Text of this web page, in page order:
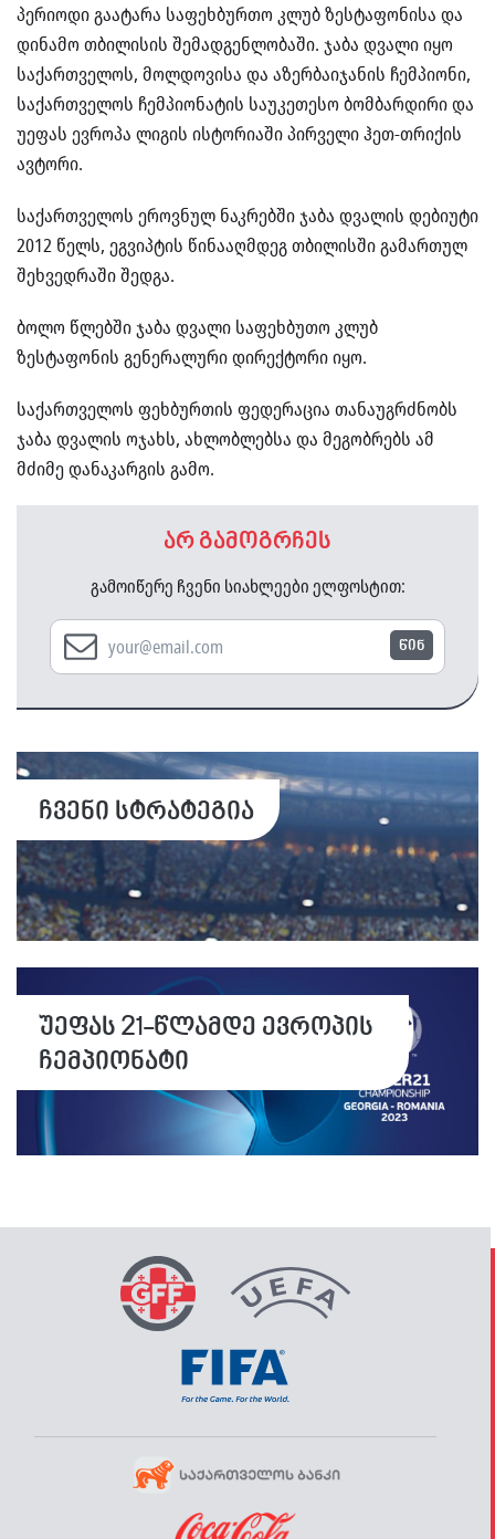
პერიოდი გაატარა საფეხბურთო კლუბ ზესტაფონისა და
დინამო თბილისის შემადგენლობაში. ჯაბა დვალი იყო
საქართველოს, მოლდოვისა და აზერბაიჯანის ჩემპიონი,
საქართველოს ჩემპიონატის საუკეთესო ბომბარდირი და
უეფას ევროპა ლიგის ისტორიაში პირველი ჰეთ-თრიქის
ავტორი.
საქართველოს ეროვნულ ნაკრებში ჯაბა დვალის დებიუტი
2012 წელს, ეგვიპტის წინააღმდეგ თბილისში გამართულ
შეხვედრაში შედგა.
ბოლო წლებში ჯაბა დვალი საფეხბუთო კლუბ
ზესტაფონის გენერალური დირექტორი იყო.
საქართველოს ფეხბურთის ფედერაცია თანაუგრძნობს
ჯაბა დვალის ოჯახს, ახლობლებსა და მეგობრებს ამ
მძიმე დანაკარგის გამო.
არ გამოგრჩეს
გამოიწერე ჩვენი სიახლეები ელფოსტით:
წინ
ჩვენი სტრატეგია
უეფას 21-წლამდე ევროპის
ჩემპიონატი